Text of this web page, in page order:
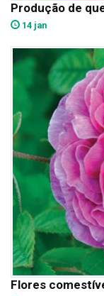
Produção de
14 jan
Flores